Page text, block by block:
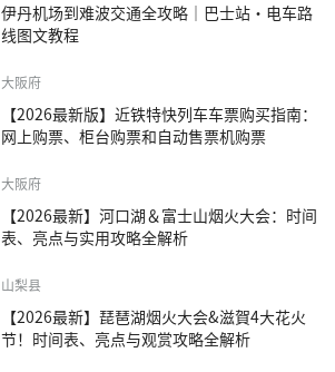
伊丹机场到难波交通全攻略｜巴士站・电车路
线图文教程
大阪府
【2026最新版】近铁特快列车车票购买指南：
网上购票、柜台购票和自动售票机购票
大阪府
【2026最新】河口湖＆富士山烟火大会：时间
表、亮点与实用攻略全解析
山梨县
【2026最新】琵琶湖烟火大会&滋賀4大花火
节！时间表、亮点与观赏攻略全解析